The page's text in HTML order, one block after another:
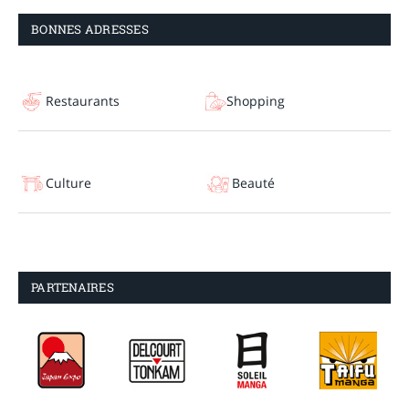
BONNES ADRESSES
Restaurants Shopping
Culture Beauté
PARTENAIRES